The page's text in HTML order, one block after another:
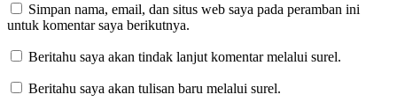
Simpan nama, email, dan situs web saya pada peramban ini
untuk komentar saya berikutnya.
Beritahu saya akan tindak lanjut komentar melalui surel.
Beritahu saya akan tulisan baru melalui surel.